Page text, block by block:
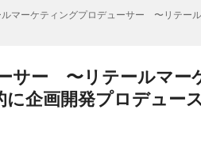
ルマーケティングプロデューサー 〜リテー
サー 〜リテールマー
企画開発プロデュー